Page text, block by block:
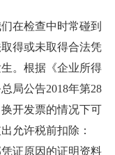
在检查中时常碰到
得或未取得合法凭
。根据《企业所得
局公告2018年第28
开发票的情况下可
允许税前扣除：
证原因的证明资料